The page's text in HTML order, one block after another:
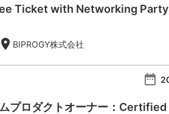
Ticket with Networking
location_on BIPROGY株式会社
date_range
ムプロダクトオーナー：